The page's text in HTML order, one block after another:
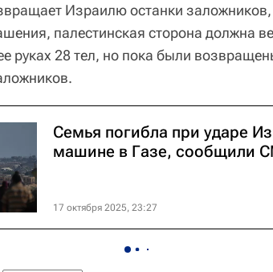
Израилю останки заложников,
палестинская сторона должна
руках 28 тел, но пока были
Семья погибла при ударе
машине в Газе, сообщили
17 октября 2025, 23:27